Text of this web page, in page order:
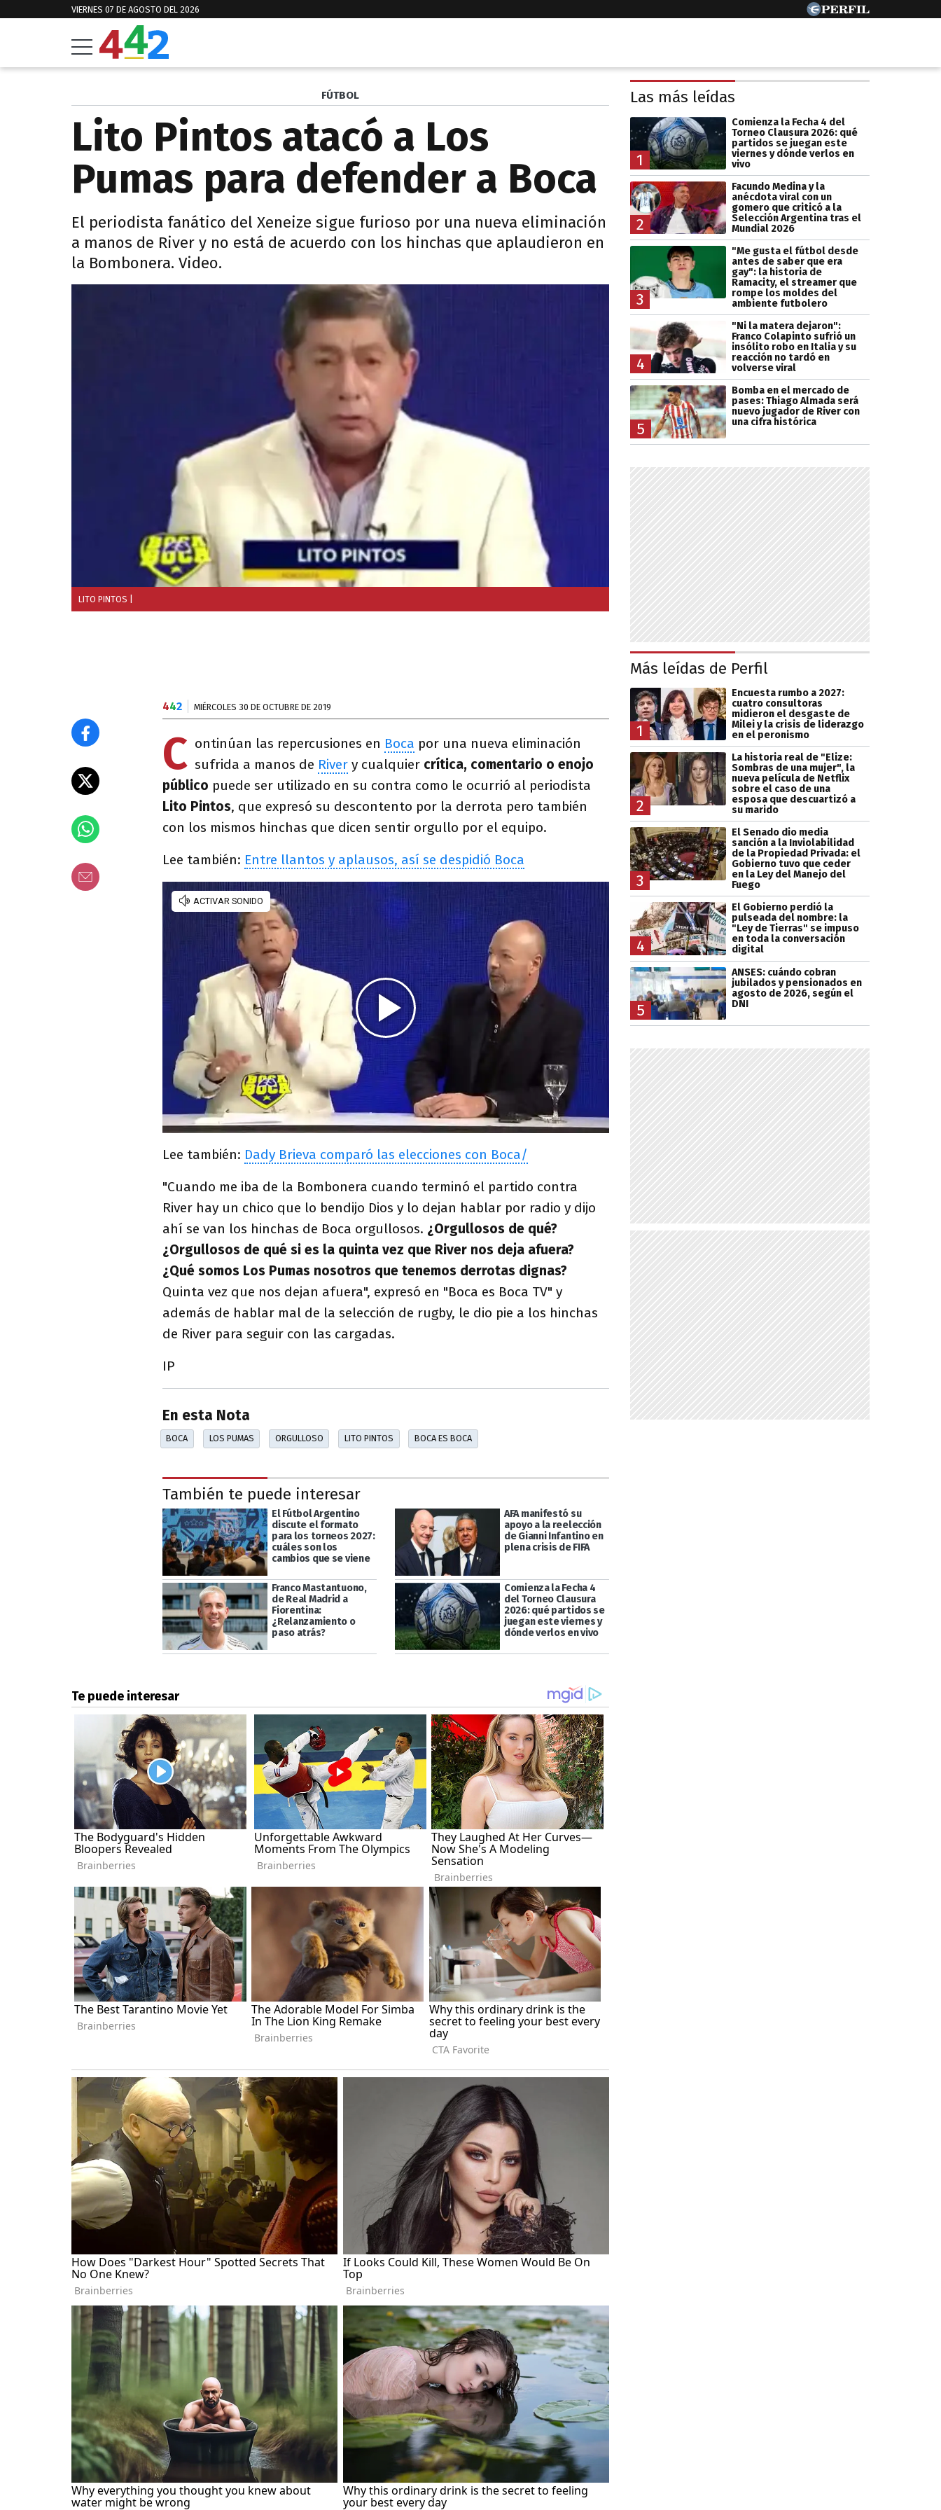
VIERNES 07 DE AGOSTO DEL 2026
FÚTBOL
Lito Pintos atacó a Los
Pumas para defender a Boca
El periodista fanático del Xeneize sigue furioso por una nueva eliminación
a manos de River y no está de acuerdo con los hinchas que aplaudieron en
la Bombonera. Video.
LITO PINTOS
442 MIÉRCOLES 30 DE OCTUBRE DE 2019
C ontinúan las repercusiones en Boca por una nueva eliminación
sufrida a manos de River y cualquier crítica, comentario o enojo
público puede ser utilizado en su contra como le ocurrió al periodista
Lito Pintos, que expresó su descontento por la derrota pero también
con los mismos hinchas que dicen sentir orgullo por el equipo.
Lee también: Entre llantos y aplausos, así se despidió Boca
Lee también: Dady Brieva comparó las elecciones con Boca/
"Cuando me iba de la Bombonera cuando terminó el partido contra
River hay un chico que lo bendijo Dios y lo dejan hablar por radio y dijo
ahí se van los hinchas de Boca orgullosos. ¿Orgullosos de qué?
¿Orgullosos de qué si es la quinta vez que River nos deja afuera?
¿Qué somos Los Pumas nosotros que tenemos derrotas dignas?
Quinta vez que nos dejan afuera", expresó en "Boca es Boca TV" y
además de hablar mal de la selección de rugby, le dio pie a los hinchas
de River para seguir con las cargadas.
IP
En esta Nota
BOCA LOS PUMAS ORGULLOSO LITO PINTOS BOCA ES BOCA
También te puede interesar
El Fútbol Argentino
discute el formato
para los torneos 2027:
cuáles son los
cambios que se viene
AFA manifestó su
apoyo a la reelección
de Gianni Infantino en
plena crisis de FIFA
Franco Mastantuono,
de Real Madrid a
Fiorentina:
¿Relanzamiento o
paso atrás?
Comienza la Fecha 4
del Torneo Clausura
2026: qué partidos se
juegan este viernes y
dónde verlos en vivo
Las más leídas
1
Comienza la Fecha 4 del
Torneo Clausura 2026: qué
partidos se juegan este
viernes y dónde verlos en
vivo
2
Facundo Medina y la
anécdota viral con un
gomero que criticó a la
Selección Argentina tras el
Mundial 2026
3
"Me gusta el fútbol desde
antes de saber que era
gay": la historia de
Ramacity, el streamer que
rompe los moldes del
ambiente futbolero
4
"Ni la matera dejaron":
Franco Colapinto sufrió un
insólito robo en Italia y su
reacción no tardó en
volverse viral
5
Bomba en el mercado de
pases: Thiago Almada será
nuevo jugador de River con
una cifra histórica
Más leídas de Perfil
1
Encuesta rumbo a 2027:
cuatro consultoras
midieron el desgaste de
Milei y la crisis de liderazgo
en el peronismo
2
La historia real de "Elize:
Sombras de una mujer", la
nueva película de Netflix
sobre el caso de una
esposa que descuartizó a
su marido
3
El Senado dio media
sanción a la Inviolabilidad
de la Propiedad Privada: el
Gobierno tuvo que ceder
en la Ley del Manejo del
Fuego
4
El Gobierno perdió la
pulseada del nombre: la
"Ley de Tierras" se impuso
en toda la conversación
digital
5
ANSES: cuándo cobran
jubilados y pensionados en
agosto de 2026, según el
DNI